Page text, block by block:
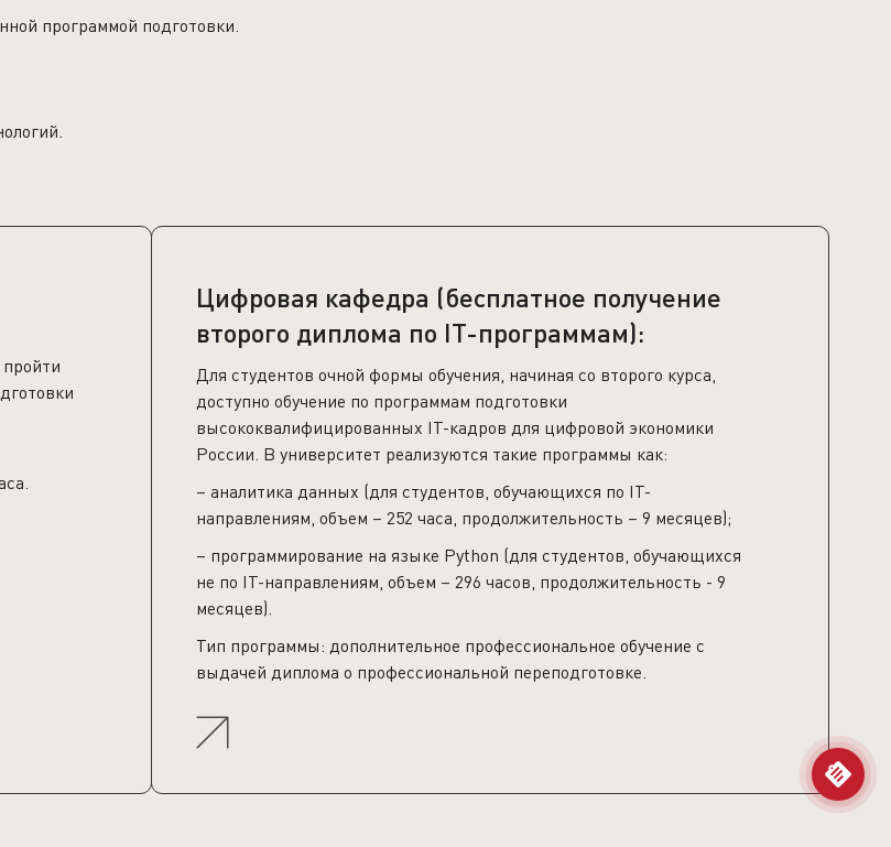
программой подготовки.
Цифровая кафедра (бесплатное получение
второго диплома по IT-программам):
Для студентов очной формы обучения, начиная со второго курса,
доступно обучение по программам подготовки
высококвалифицированных IT-кадров для цифровой экономики
России. В университет реализуются такие программы как:
– аналитика данных (для студентов, обучающихся по IT-
направлениям, объем – 252 часа, продолжительность – 9 месяцев);
– программирование на языке Python (для студентов, обучающихся
не по IT-направлениям, объем – 296 часов, продолжительность - 9
месяцев).
Тип программы: дополнительное профессиональное обучение с
выдачей диплома о профессиональной переподготовке.
assignment